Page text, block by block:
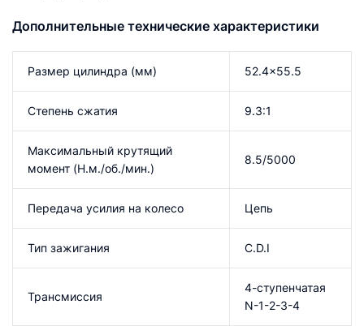
Дополнительные технические характеристики
Размер цилиндра (мм) 52.4×55.5
Степень сжатия 9.3:1
Максимальный крутящий
момент (Н.м./об./мин.)
8.5/5000
Передача усилия на колесо Цепь
Тип зажигания C.D.I
Трансмиссия
4-ступенчатая
N-1-2-3-4